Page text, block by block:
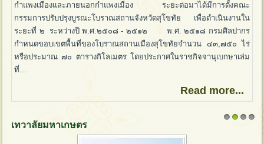
กำแพงเมืองและภายนอกกำแพงเมือง ระยะต่อมาได้มีการตั้งคณะ
กรรมการปรับปรุงบูรณะโบราณสถานจังหวัดสุโขทัย เพื่อดำเนินงานใน
ระยะที่ ๒ ระหว่างปี พ.ศ.๒๕๐๘ - ๒๕๑๒ พ.ศ. ๒๕๑๘ กรมศิลปากร
กำหนดขอบเขตพื้นที่ของโบราณสถานเมืองสุโขทัยจำนวน ๔๓,๗๕๐ ไร่
หรือประมาณ ๗๐ ตารางกิโลเมตร โดยประกาศในราชกิจจานุเบกษาเล่ม
ที่...
Read more...
เทวาลัยมหาเกษตร